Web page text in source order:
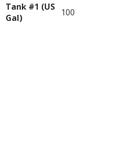
Tank #1 (US
Gal)
100